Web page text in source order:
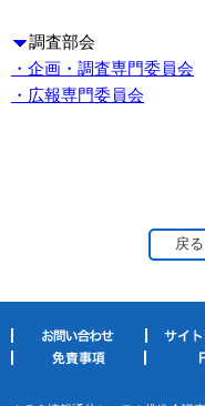
調査部会
・企画・調査専門委員会
・広報専門委員会
戻る